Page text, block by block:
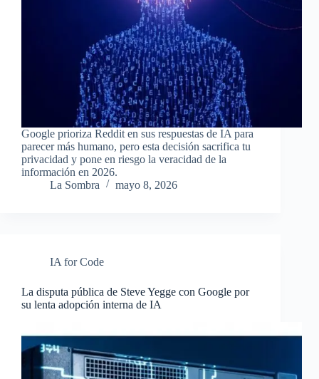
Google prioriza Reddit en sus respuestas de IA para
parecer más humano, pero esta decisión sacrifica tu
privacidad y pone en riesgo la veracidad de la
información en 2026.
La Sombra
mayo 8, 2026
IA for Code
La disputa pública de Steve Yegge con Google por
su lenta adopción interna de IA